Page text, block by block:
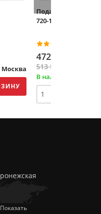
Москва
Подавитель БПЛА
720-1020 МГц
472 420
513 500
В наличии
55-05
Показать